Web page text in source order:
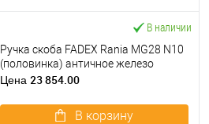
В наличии
Ручка скоба FADEX Rania MG28 N10
(половинка) античное железо
Цена 23 854.00
В корзину